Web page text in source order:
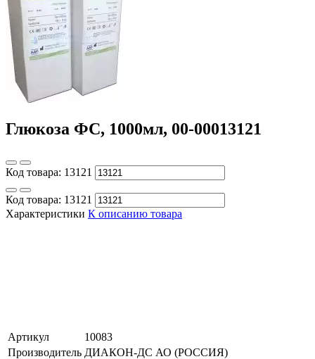
Глюкоза ФС, 1000мл, 00-00013121
Код товара: 13121
Код товара: 13121
Характеристики К описанию товара
Артикул
10083
Производитель ДИАКОН-ДС АО (РОССИЯ)